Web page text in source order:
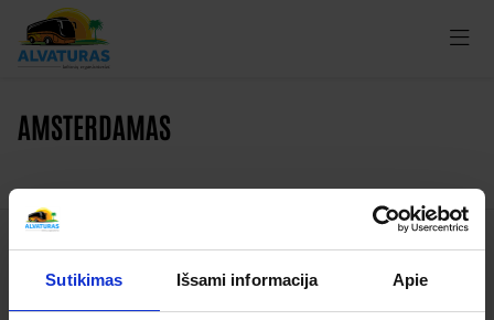
Sutikimas Išsami informacija Apie
AMSTERDAMAS
Kelionės